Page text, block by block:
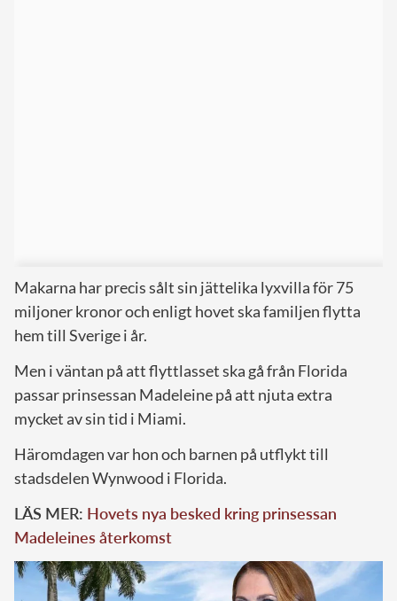
Makarna har precis sålt sin jättelika lyxvilla för 75
miljoner kronor och enligt hovet ska familjen flytta
hem till Sverige i år.
Men i väntan på att flyttlasset ska gå från Florida
passar prinsessan Madeleine på att njuta extra
mycket av sin tid i Miami.
Häromdagen var hon och barnen på utflykt till
stadsdelen Wynwood i Florida.
LÄS MER: Hovets nya besked kring prinsessan
Madeleines återkomst